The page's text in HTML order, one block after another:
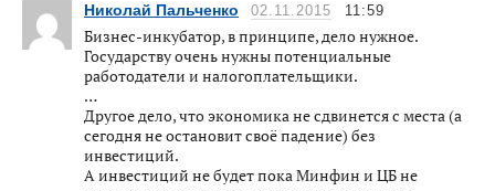
Николай Пальченко 02.11.2015 11:59
Бизнес-инкубатор, в принципе, дело нужное.
Государству очень нужны потенциальные
работодатели и налогоплательщики.
…
Другое дело, что экономика не сдвинется с места (а
сегодня не остановит своё падение) без
инвестиций.
А инвестиций не будет пока Минфин и ЦБ не